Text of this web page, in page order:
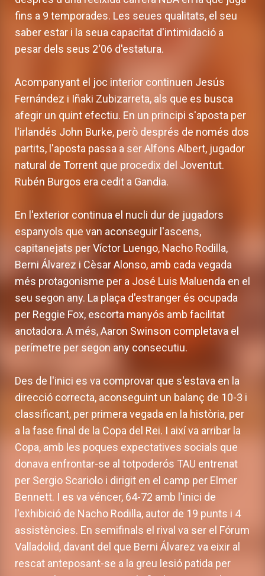
fins a 9 temporades. Les seues qualitats, el seu
saber estar i la seua capacitat d'intimidació a
pesar dels seus 2'06 d'estatura.
Acompanyant el joc interior continuen Jesús
Fernández i Iñaki Zubizarreta, als que es busca
afegir un quint efectiu. En un principi s'aposta per
l'irlandés John Burke, però després de només dos
partits, l'aposta passa a ser Alfons Albert, jugador
natural de Torrent que procedix del Joventut.
Rubén Burgos era cedit a Gandia.
En l'exterior continua el nucli dur de jugadors
espanyols que van aconseguir l'ascens,
capitanejats per Víctor Luengo, Nacho Rodilla,
Berni Álvarez i Cèsar Alonso, amb cada vegada
més protagonisme per a José Luis Maluenda en el
seu segon any. La plaça d'estranger és ocupada
per Reggie Fox, escorta manyós amb facilitat
anotadora. A més, Aaron Swinson completava el
perímetre per segon any consecutiu.
Des de l'inici es va comprovar que s'estava en la
direcció correcta, aconseguint un balanç de 10-3 i
classificant, per primera vegada en la història, per
a la fase final de la Copa del Rei. I així va arribar la
Copa, amb les poques expectatives socials que
donava enfrontar-se al totpoderós TAU entrenat
per Sergio Scariolo i dirigit en el camp per Elmer
Bennett. I es va véncer, 64-72 amb l'inici de
l'exhibició de Nacho Rodilla, autor de 19 punts i 4
assistències. En semifinals el rival va ser el Fórum
Valladolid, davant del que Berni Álvarez va eixir al
rescat anteposant-se a la greu lesió patida per